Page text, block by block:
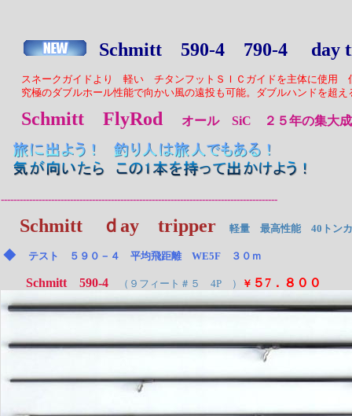
Schmitt 590-4 790-4 day
スネークガイドより 軽い チタンフットＳＩＣガイドを主体に使用
究極のダブルホール性能で向かい風の遠投も可能。ダブルハンドを超え
Schmitt FlyRod オール SiC ２５年の集大成
----------------------------------------------------------------------------------------
Schmitt ｄay tripper 軽量 最高性能 40トン
◆ テスト ５９０－４ 平均飛距離 WE5F ３０ｍ
Schmitt 590-4 （９フィート＃５ 4P ） ￥ ５7．８００